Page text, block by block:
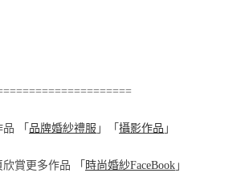
「 品牌婚紗禮服 」「 攝影作品 」
賞更多作品 「 時尚婚紗FaceBook 」